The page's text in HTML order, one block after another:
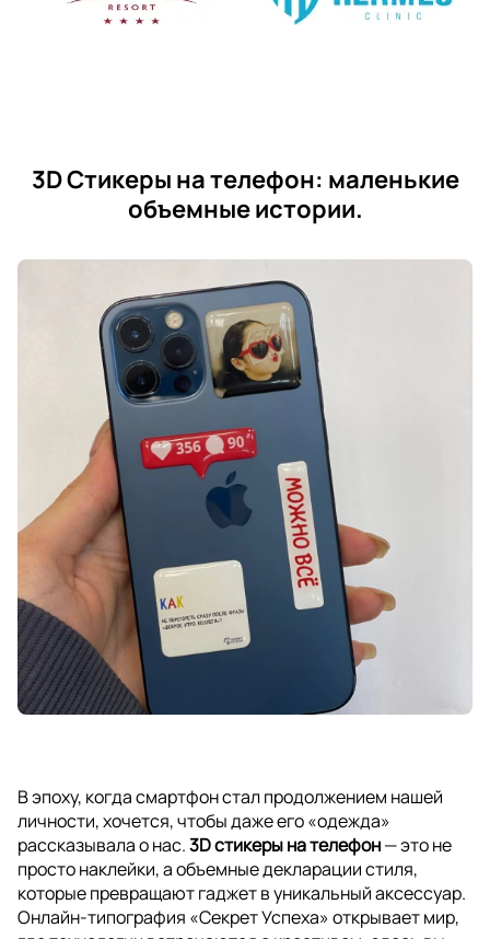
3D Стикеры на телефон: маленькие
объемные истории.
В эпоху, когда смартфон стал продолжением нашей
личности, хочется, чтобы даже его «одежда»
рассказывала о нас.3D стикеры на телефон— это не
просто наклейки, а объемные декларации стиля,
которые превращают гаджет в уникальный аксессуар.
Онлайн-типография «Секрет Успеха» открывает мир,